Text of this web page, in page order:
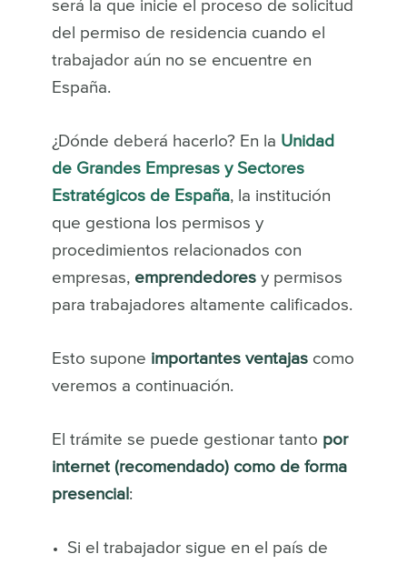
será la que inicie el proceso de solicitud
del permiso de residencia cuando el
trabajador aún no se encuentre en
España.
¿Dónde deberá hacerlo? En la Unidad
de Grandes Empresas y Sectores
Estratégicos de España, la institución
que gestiona los permisos y
procedimientos relacionados con
empresas, emprendedoresy permisos
para trabajadores altamente calificados.
Esto supone importantes ventajascomo
veremos a continuación.
El trámite se puede gestionar tanto por
internet (recomendado) como de forma
presencial :
Si el trabajador sigue en el país de